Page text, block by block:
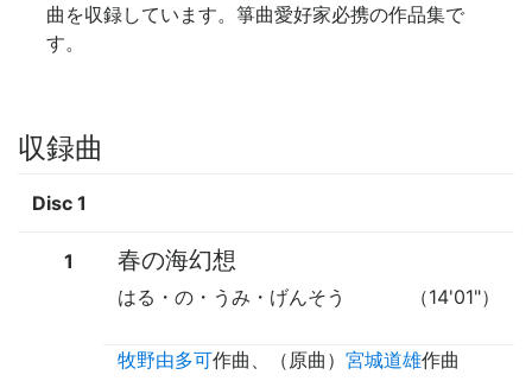
曲を収録しています。箏曲愛好家必携の作品集で
す。
収録曲
Disc 1
1 春の海幻想
（14'01"）
はる・の・うみ・げんそう
牧野由多可作曲 、（ 原曲 ） 宮城道雄作曲